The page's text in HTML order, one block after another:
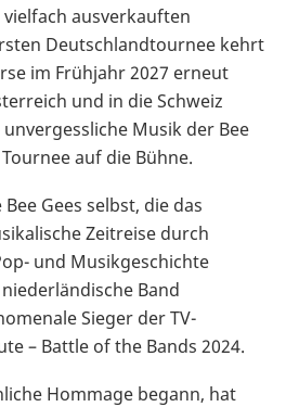
ausverkauften
Deutschlandtournee kehrt
im Frühjahr 2027 erneut
und in die Schweiz
Musik der Bee
auf die Bühne.
Gees selbst, die das
Zeitreise durch
und Musikgeschichte
Band
Sieger der TV-
– Battle of the Bands 2024.
Hommage begann, hat